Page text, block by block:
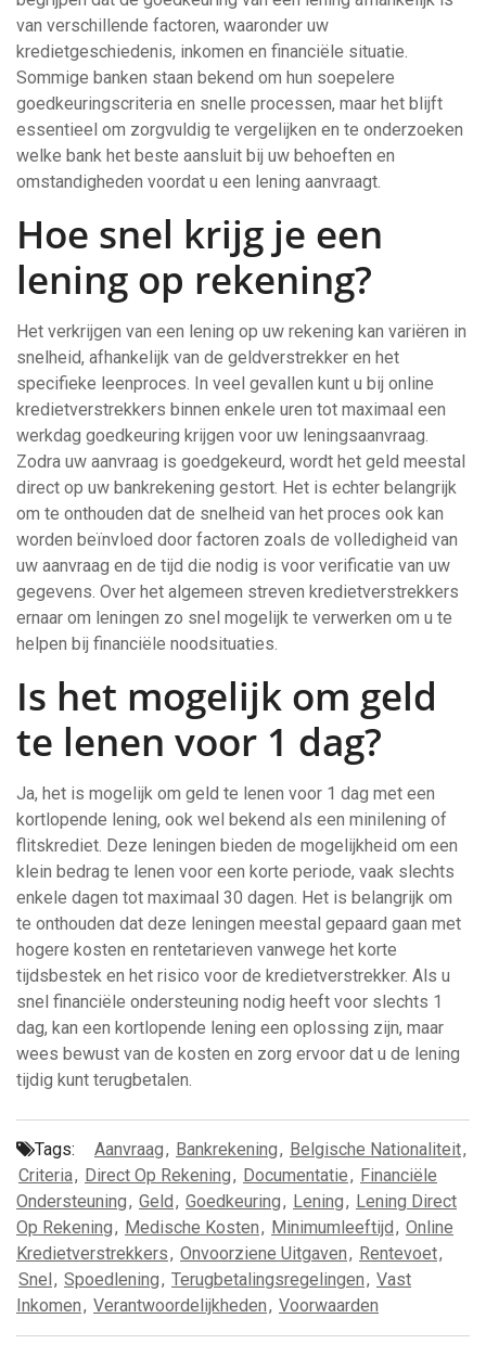
van verschillende factoren, waaronder uw
kredietgeschiedenis, inkomen en financiële situatie.
Sommige banken staan bekend om hun soepelere
goedkeuringscriteria en snelle processen, maar het blijft
essentieel om zorgvuldig te vergelijken en te onderzoeken
welke bank het beste aansluit bij uw behoeften en
omstandigheden voordat u een lening aanvraagt.
Hoe snel krijg je een
lening op rekening?
Het verkrijgen van een lening op uw rekening kan variëren in
snelheid, afhankelijk van de geldverstrekker en het
specifieke leenproces. In veel gevallen kunt u bij online
kredietverstrekkers binnen enkele uren tot maximaal een
werkdag goedkeuring krijgen voor uw leningsaanvraag.
Zodra uw aanvraag is goedgekeurd, wordt het geld meestal
direct op uw bankrekening gestort. Het is echter belangrijk
om te onthouden dat de snelheid van het proces ook kan
worden beïnvloed door factoren zoals de volledigheid van
uw aanvraag en de tijd die nodig is voor verificatie van uw
gegevens. Over het algemeen streven kredietverstrekkers
ernaar om leningen zo snel mogelijk te verwerken om u te
helpen bij financiële noodsituaties.
Is het mogelijk om geld
te lenen voor 1 dag?
Ja, het is mogelijk om geld te lenen voor 1 dag met een
kortlopende lening, ook wel bekend als een minilening of
flitskrediet. Deze leningen bieden de mogelijkheid om een
klein bedrag te lenen voor een korte periode, vaak slechts
enkele dagen tot maximaal 30 dagen. Het is belangrijk om
te onthouden dat deze leningen meestal gepaard gaan met
hogere kosten en rentetarieven vanwege het korte
tijdsbestek en het risico voor de kredietverstrekker. Als u
snel financiële ondersteuning nodig heeft voor slechts 1
dag, kan een kortlopende lening een oplossing zijn, maar
wees bewust van de kosten en zorg ervoor dat u de lening
tijdig kunt terugbetalen.
Tags: Aanvraag, Bankrekening, Belgische Nationaliteit,
Criteria, Direct Op Rekening, Documentatie, Financiële
Ondersteuning, Geld, Goedkeuring, Lening, Lening Direct
Op Rekening, Medische Kosten, Minimumleeftijd, Online
Kredietverstrekkers, Onvoorziene Uitgaven, Rentevoet,
Snel, Spoedlening, Terugbetalingsregelingen, Vast
Inkomen, Verantwoordelijkheden, Voorwaarden